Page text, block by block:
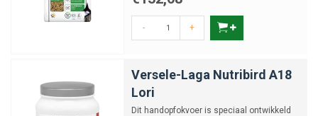
- +
Versele-Laga Nutribird A18
Lori
Dit handopfokvoer is speciaal ontwikkeld